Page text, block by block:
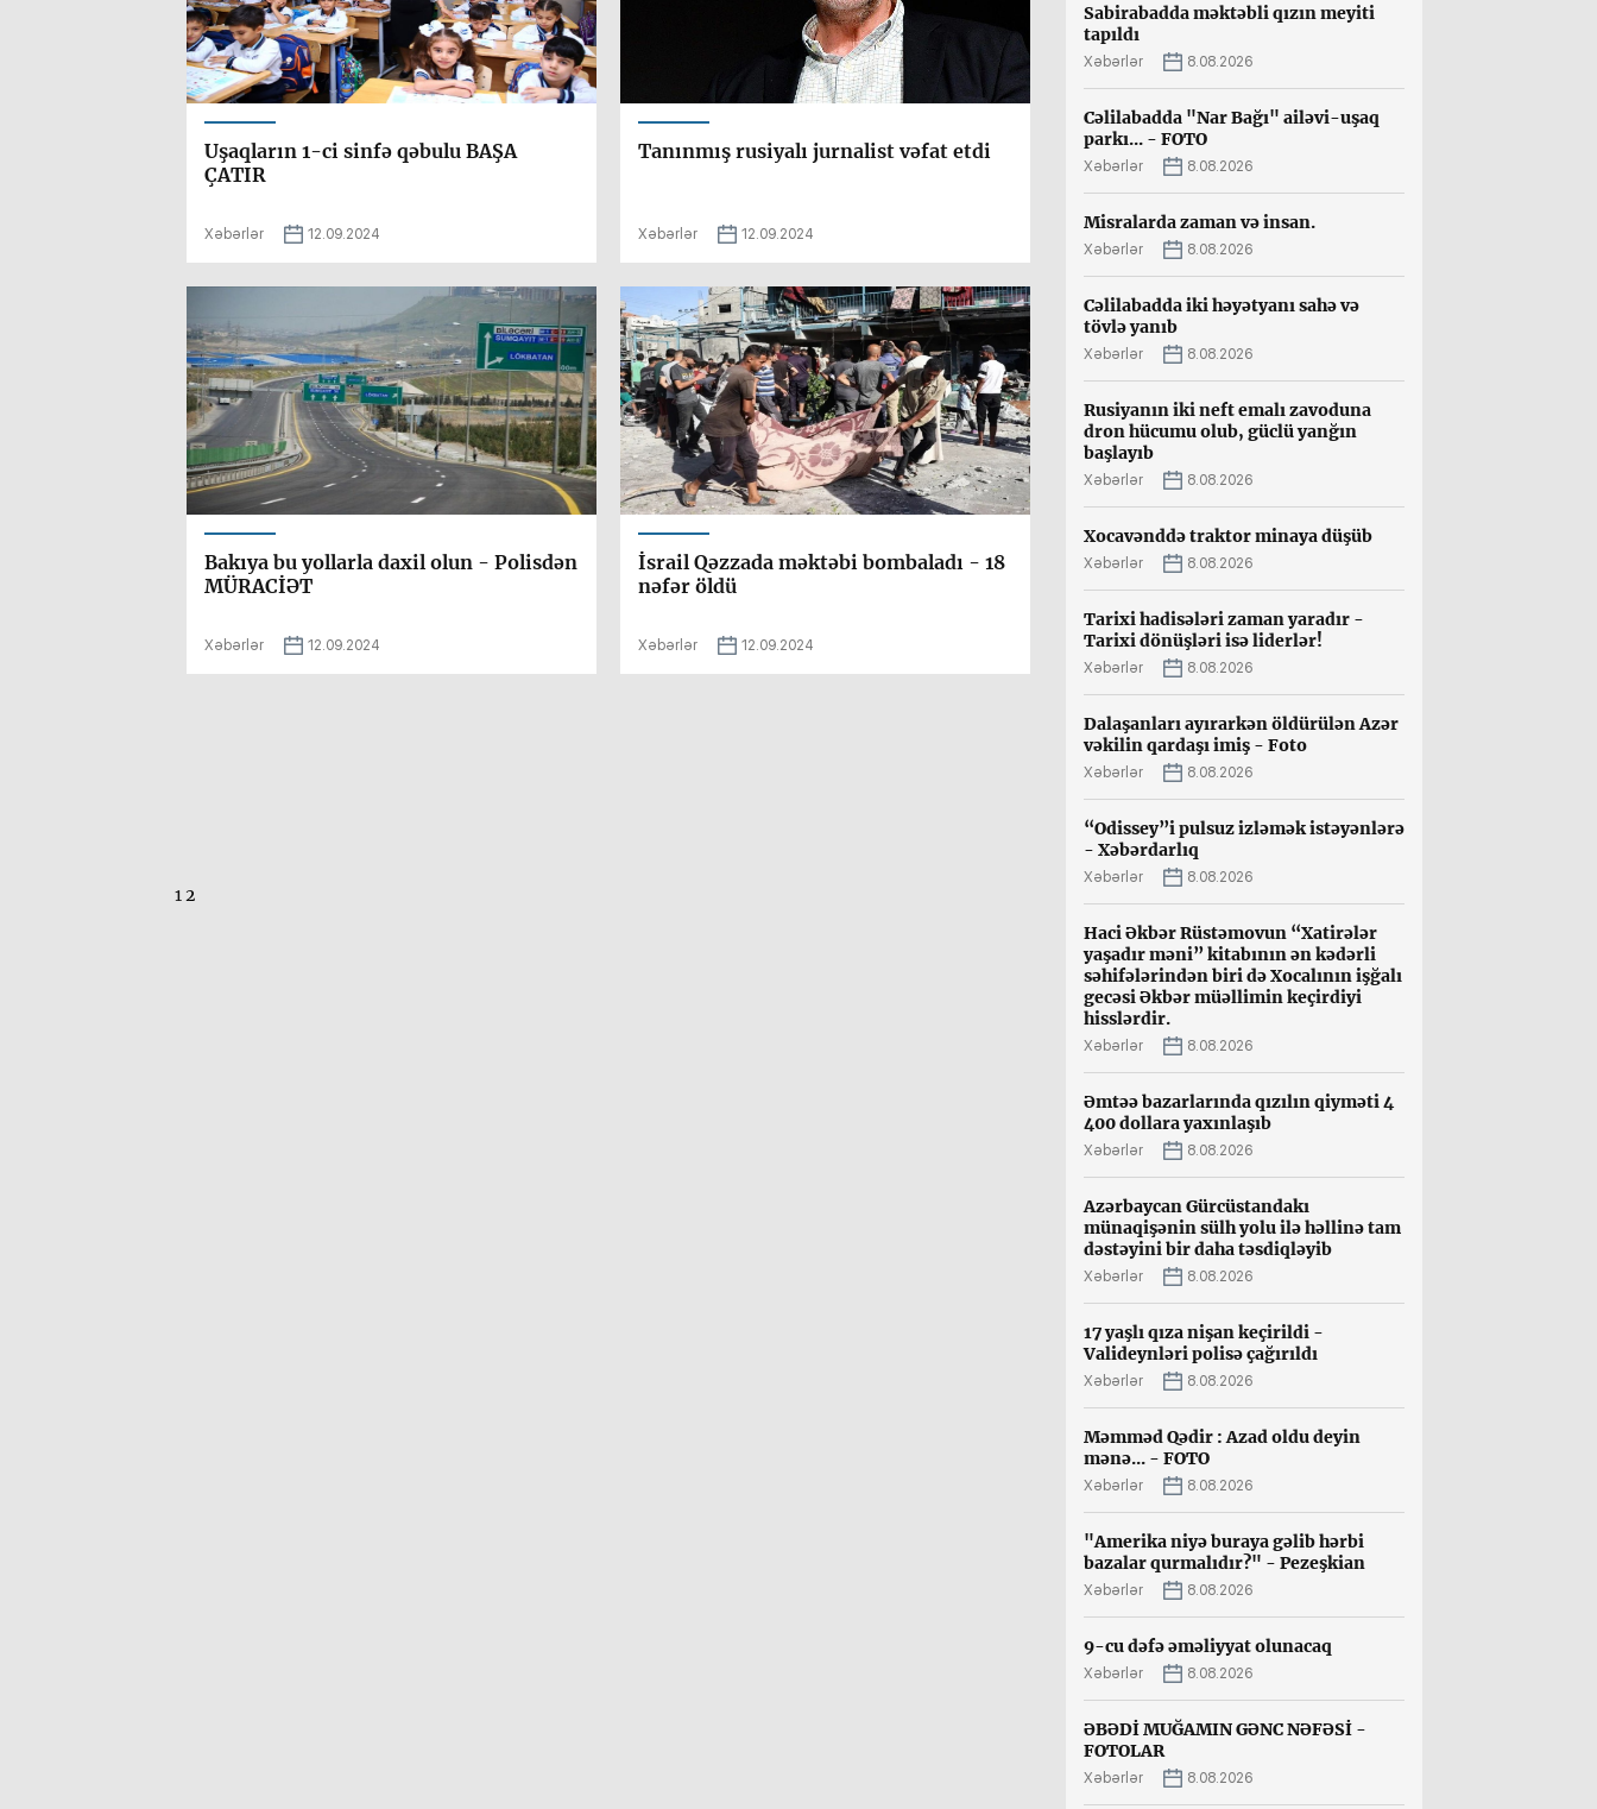
Uşaqların 1-ci sinfə qəbulu BAŞA
ÇATIR
Xəbərlər 12.09.2024
Tanınmış rusiyalı jurnalist vəfat etdi
Xəbərlər 12.09.2024
Bakıya bu yollarla daxil olun - Polisdən
MÜRACİƏT
Xəbərlər 12.09.2024
İsrail Qəzzada məktəbi bombaladı - 18
nəfər öldü
Xəbərlər 12.09.2024
1 2
Sabirabadda məktəbli qızın meyiti
tapıldı
Xəbərlər 8.08.2026
Cəlilabadda "Nar Bağı" ailəvi-uşaq
parkı... - FOTO
Xəbərlər 8.08.2026
Misralarda zaman və insan.
Xəbərlər 8.08.2026
Cəlilabadda iki həyətyanı sahə və
tövlə yanıb
Xəbərlər 8.08.2026
Rusiyanın iki neft emalı zavoduna
dron hücumu olub, güclü yanğın
başlayıb
Xəbərlər 8.08.2026
Xocavənddə traktor minaya düşüb
Xəbərlər 8.08.2026
Tarixi hadisələri zaman yaradır -
Tarixi dönüşləri isə liderlər!
Xəbərlər 8.08.2026
Dalaşanları ayırarkən öldürülən Azər
vəkilin qardaşı imiş - Foto
Xəbərlər 8.08.2026
“Odissey”i pulsuz izləmək istəyənlərə
- Xəbərdarlıq
Xəbərlər 8.08.2026
Haci Əkbər Rüstəmovun “Xatirələr
yaşadır məni” kitabının ən kədərli
səhifələrindən biri də Xocalının işğalı
gecəsi Əkbər müəllimin keçirdiyi
hisslərdir.
Xəbərlər 8.08.2026
Əmtəə bazarlarında qızılın qiyməti 4
400 dollara yaxınlaşıb
Xəbərlər 8.08.2026
Azərbaycan Gürcüstandakı
münaqişənin sülh yolu ilə həllinə tam
dəstəyini bir daha təsdiqləyib
Xəbərlər 8.08.2026
17 yaşlı qıza nişan keçirildi -
Valideynləri polisə çağırıldı
Xəbərlər 8.08.2026
Məmməd Qədir : Azad oldu deyin
mənə... - FOTO
Xəbərlər 8.08.2026
"Amerika niyə buraya gəlib hərbi
bazalar qurmalıdır?" - Pezeşkian
Xəbərlər 8.08.2026
9-cu dəfə əməliyyat olunacaq
Xəbərlər 8.08.2026
ƏBƏDİ MUĞAMIN GƏNC NƏFƏSİ -
FOTOLAR
Xəbərlər 8.08.2026